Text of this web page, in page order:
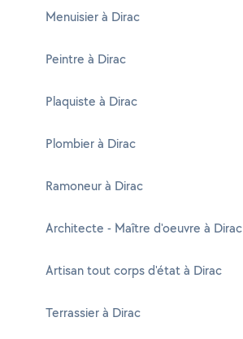
Menuisier à Dirac
Peintre à Dirac
Plaquiste à Dirac
Plombier à Dirac
Ramoneur à Dirac
Architecte - Maître d'oeuvre à Dirac
Artisan tout corps d'état à Dirac
Terrassier à Dirac